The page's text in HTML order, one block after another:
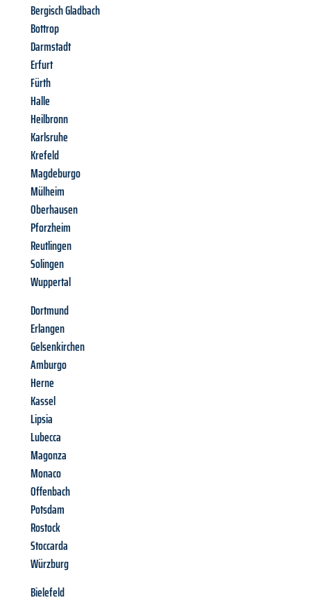
Bergisch Gladbach
Bottrop
Darmstadt
Erfurt
Fürth
Halle
Heilbronn
Karlsruhe
Krefeld
Magdeburgo
Mülheim
Oberhausen
Pforzheim
Reutlingen
Solingen
Wuppertal
Dortmund
Erlangen
Gelsenkirchen
Amburgo
Herne
Kassel
Lipsia
Lubecca
Magonza
Monaco
Offenbach
Potsdam
Rostock
Stoccarda
Würzburg
Bielefeld